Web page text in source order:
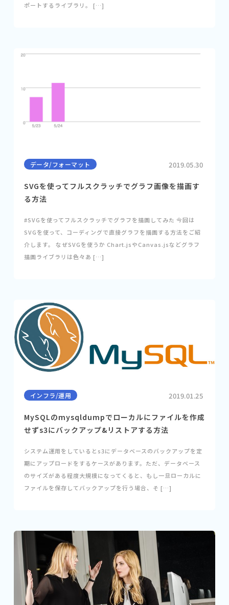
ポートするライブラリ。 […]
データ/フォーマット 2019.05.30
SVGを使ってフルスクラッチでグラフ画像を描画す
る方法
#SVGを使ってフルスクラッチでグラフを描画してみた 今回は
SVGを使って、コーディングで直接グラフを描画する方法をご紹
介します。 なぜSVGを使うか Chart.jsやCanvas.jsなどグラフ
描画ライブラリは色々あ […]
インフラ/運用 2019.01.25
MySQLのmysqldumpでローカルにファイルを作成
せずs3にバックアップ&リストアする方法
システム運用をしているとs3にデータベースのバックアップを定
期にアップロードをするケースがあります。ただ、データベース
のサイズがある程度大規模になってくると、もし一旦ローカルに
ファイルを保存してバックアップを行う場合、そ […]